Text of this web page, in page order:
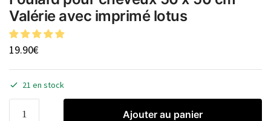
Valérie avec imprimé lotus
19.90€
21 en stock
Ajouter au panier